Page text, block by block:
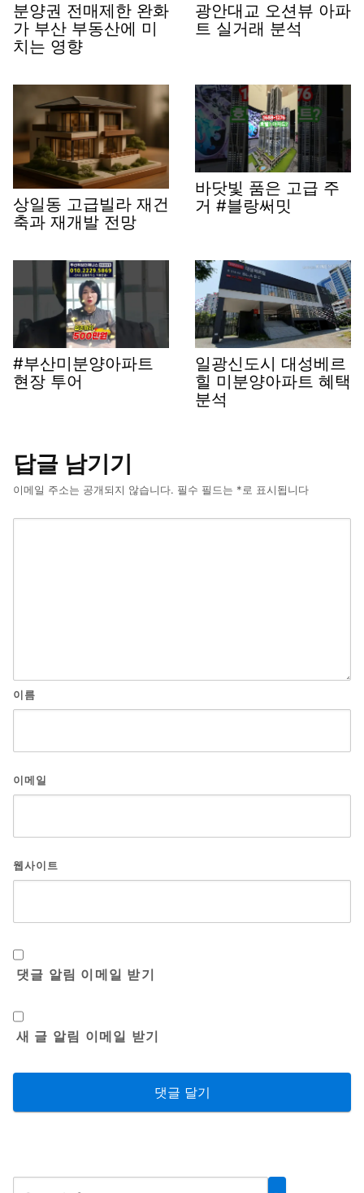
분양권 전매제한 완화
가 부산 부동산에 미
치는 영향
광안대교 오션뷰 아파
트 실거래 분석
상일동 고급빌라 재건
축과 재개발 전망
바닷빛 품은 고급 주
거 #블랑써밋
#부산미분양아파트
현장 투어
일광신도시 대성베르
힐 미분양아파트 혜택
분석
답글 남기기
이메일 주소는 공개되지 않습니다. 필수 필드는 *로 표시됩니다
이름
이메일
웹사이트
댓글 알림 이메일 받기
새 글 알림 이메일 받기